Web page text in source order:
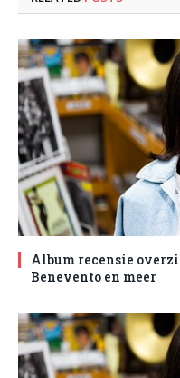
Album recensie
Benevento en meer